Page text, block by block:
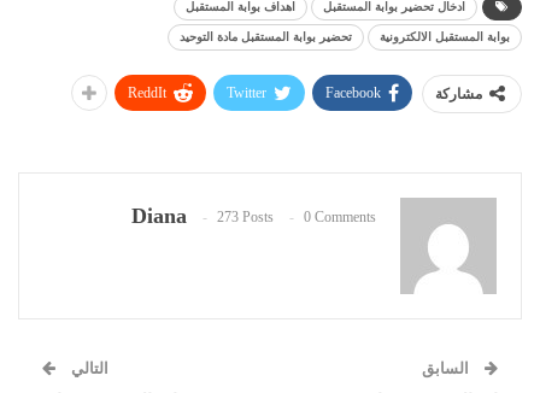
ادخال تحضير بوابة المستقبل اهداف بوابة المستقبل
بوابة المستقبل الالكترونية تحضير بوابة المستقبل مادة التوحيد
مشاركة Facebook
Twitter
ReddIt
Diana 273 Posts 0 Comments
السابق التالي